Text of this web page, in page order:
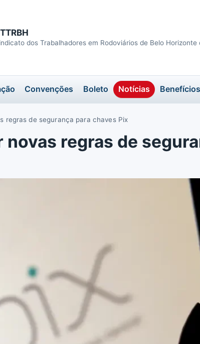
dos Trabalhadores em Rodoviários de Belo Horizonte
Convenções Boleto Notícias Benefícios
regras de segurança para chaves Pix
novas regras de